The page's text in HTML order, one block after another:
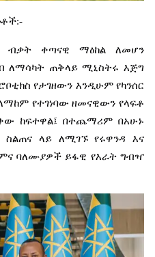
:-
ብቃት ቀጣናዊ ማዕከል
ለመሆን
ለማሳካት ጠቅላይ ሚኒስትሩ እጅግ
የታገዘውን እንዲሁም የካንሰር
የተገነባው ዘመናዊውን የላፍቶ
ከፍተዋል፤ በተጨማሪም በአሁኑ
ስልጠና ላይ ለሚገኙ የሩዋንዳ
እና
ባለሙያዎች ይፋዊ የእራት ግብዣ